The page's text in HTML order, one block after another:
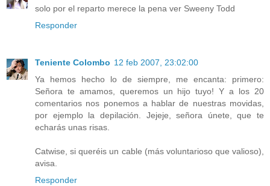
solo por el reparto merece la pena ver Sweeny Todd
Responder
Teniente Colombo 12 feb 2007, 23:02:00
Ya hemos hecho lo de siempre, me encanta: primero:
Señora te amamos, queremos un hijo tuyo! Y a los 20
comentarios nos ponemos a hablar de nuestras movidas,
por ejemplo la depilación. Jejeje, señora únete, que te
echarás unas risas.
Catwise, si queréis un cable (más voluntarioso que valioso),
avisa.
Responder